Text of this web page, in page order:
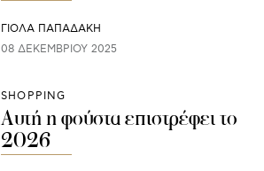
ΓΙΌΛΑ ΠΑΠΑΔΆΚΗ
08 ΔΕΚΕΜΒΡΊΟΥ 2025
SHOPPING
Αυτή η φούστα επιστρέφει το
2026